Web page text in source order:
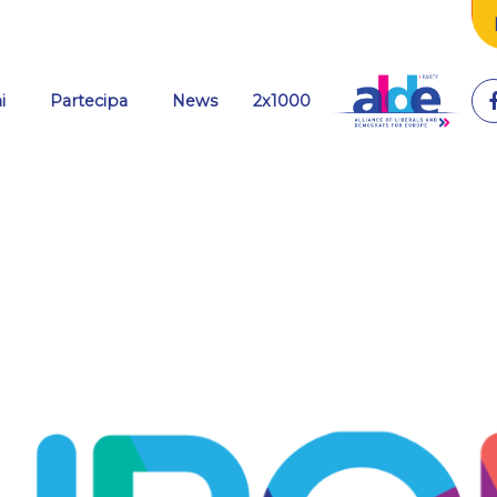
Partecipa News(current)
2x1000